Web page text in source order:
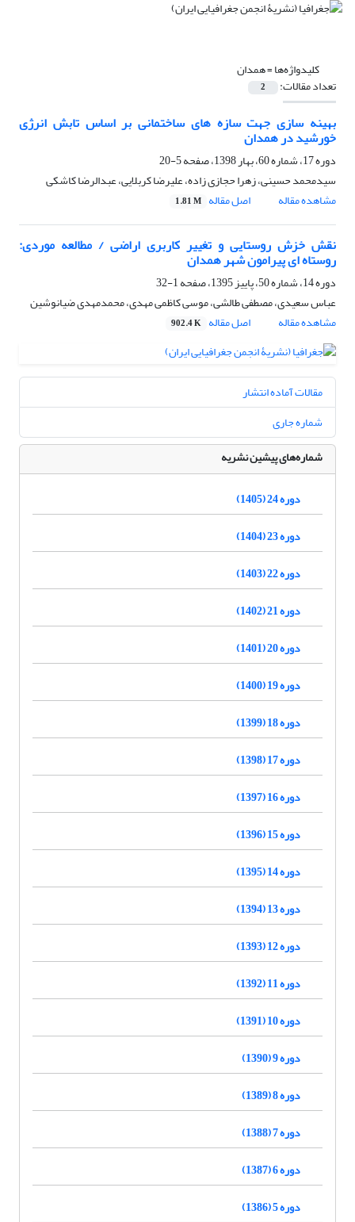
کلیدواژه‌ها =همدان
تعداد مقالات: 2
بهینه سازی جهت سازه های ساختمانی بر اساس تابش انرژی
خورشید در همدان
دوره 17، شماره 60، بهار 1398، صفحه
5-20
سیدمحمد حسینی، زهرا حجازی زاده، علیرضا کربلایی، عبدالرضا کاشکی
مشاهده مقاله
اصل مقاله 1.81 M
نقش خزش روستایی و تغییر کاربری اراضی / مطالعه موردی:
روستاه ای پیرامون شهر همدان
دوره 14، شماره 50، پاییز 1395، صفحه
1-32
عباس سعیدی، مصطفی طالشی، موسی کاظمی مهدی، محمدمهدی ضیانوشین
مشاهده مقاله
اصل مقاله 902.4 K
مقالات آماده انتشار
شماره جاری
شماره‌های پیشین نشریه
دوره 24 (1405)
دوره 23 (1404)
دوره 22 (1403)
دوره 21 (1402)
دوره 20 (1401)
دوره 19 (1400)
دوره 18 (1399)
دوره 17 (1398)
دوره 16 (1397)
دوره 15 (1396)
دوره 14 (1395)
دوره 13 (1394)
دوره 12 (1393)
دوره 11 (1392)
دوره 10 (1391)
دوره 9 (1390)
دوره 8 (1389)
دوره 7 (1388)
دوره 6 (1387)
دوره 5 (1386)